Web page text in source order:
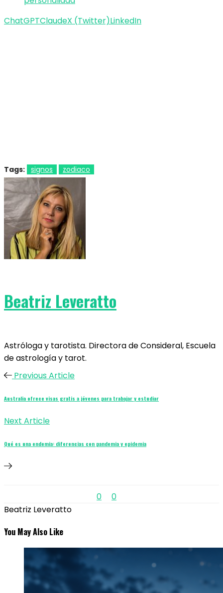
ChatGPTClaudeX (Twitter)LinkedIn
Tags: signos zodiaco
Beatriz Leveratto
Astróloga y tarotista. Directora de Consideral, Escuela
de astrología y tarot.
Previous Article
Australia ofrece visas gratis a jóvenes para trabajar y estudiar
Next Article
Qué es una endemia: diferencias con pandemia y epidemia
0
0
Beatriz Leveratto
You May Also Like